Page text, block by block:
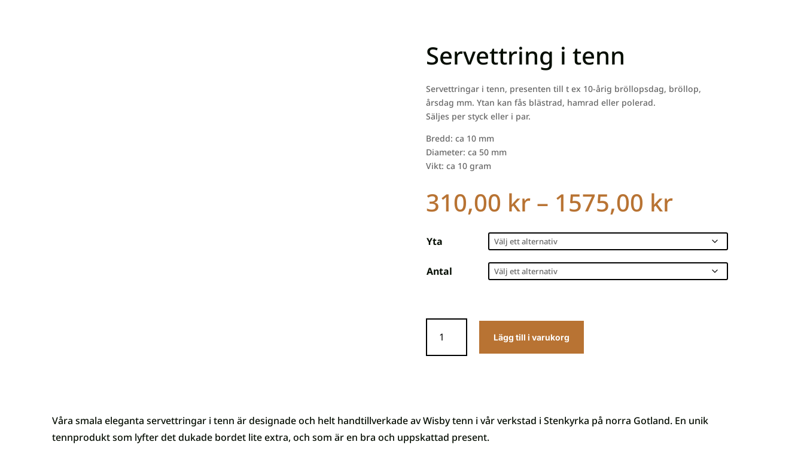
Servettring i tenn
Servettringar i tenn, presenten till t ex 10-årig bröllopsdag, bröllop,
årsdag mm. Ytan kan fås blästrad, hamrad eller polerad.
Säljes per styck eller i par.
Bredd: ca 10 mm
Diameter: ca 50 mm
Vikt: ca 10 gram
310,00 kr – 1575,00 kr
310,00 kr
till
1575,00 kr
Yta
Antal
tenn
Lägg till i varukorg
Våra smala eleganta servettringar i tenn är designade och helt handtillverkade av Wisby tenn i vår verkstad i Stenkyrka på norra Gotland. En unik
tennprodukt som lyfter det dukade bordet lite extra, och som är en bra och uppskattad present.